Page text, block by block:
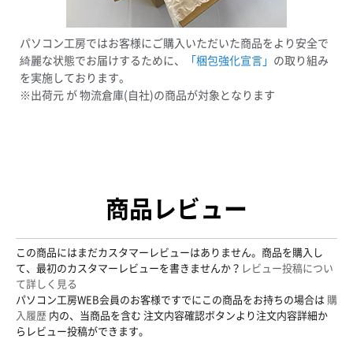
パソコン工房ではお客様にご購入いただいた商品をより安全で
綺麗な状態でお届けするために、
「梱包強化宣言」 の取り組み
を実施しております。
※出荷元 が 物流倉庫(自社)の商品が対象となります
商品レビュー
この商品にはまだカスタマーレビューはありません。商品を購入し
て、最初のカスタマーレビューを書きませんか？ レビュー投稿につい
て詳しく見る
パソコン工房WEB会員のお客様ですでにこの商品をお持ちの場合は 購
入履歴 内の、当商品を含む 注文内容確認ボタンより注文内容詳細か
らレビュー投稿ができます。